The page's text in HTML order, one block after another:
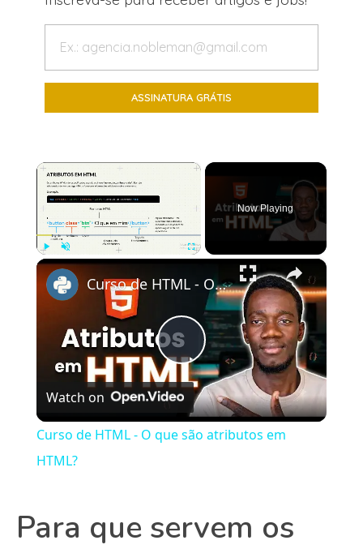
×
Now Playing
×
Play
Video
Curso de HTML - O que são atributos em HTML?
Watch on
Curso de HTML - O que são atributos em
HTML?
Para que servem os